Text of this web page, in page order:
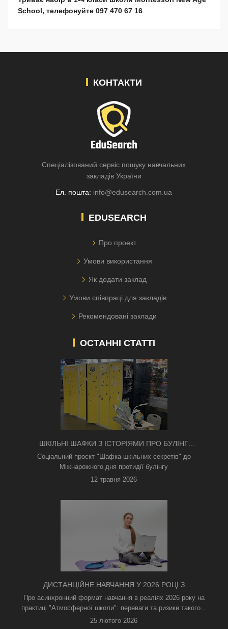
School, телефонуйте 097 470 67 16
КОНТАКТИ
Спеціалізований сервіс пошуку навчальних
закладів України
Ел. пошта: info@edusearch.com.ua
EDUSEARCH
Про проект
Умови використання
Як додати заклад
Умови співпраці для закладів
Рекомендовані заклади
ОСТАННІ СТАТТІ
ШКІЛЬНІ ШАФКИ З ІСТОРІЯМИ ПРО БУЛІНГ
З'ЯВИЛИСЯ В КИЄВІ
Соціальний проєкт "Шафка шкільних секретів" до
Міжнарожного дня протидії булінгу
12 травня 2026
ДИСТАНЦІЙНЕ НАВЧАННЯ У 2026 РОЦІ З
ТРИВОГАМИ ТА БЕЗ СВІТЛА: ЯК АСИНХРОННИЙ
ФОРМАТ РЯТУЄ ОСВІТНІЙ ПРОЦЕС
Про асинхронний формат навчання в реаліях 2026 року на
практиці "Атмосферної школи": переваги та ризики такого...
25 лютого 2026